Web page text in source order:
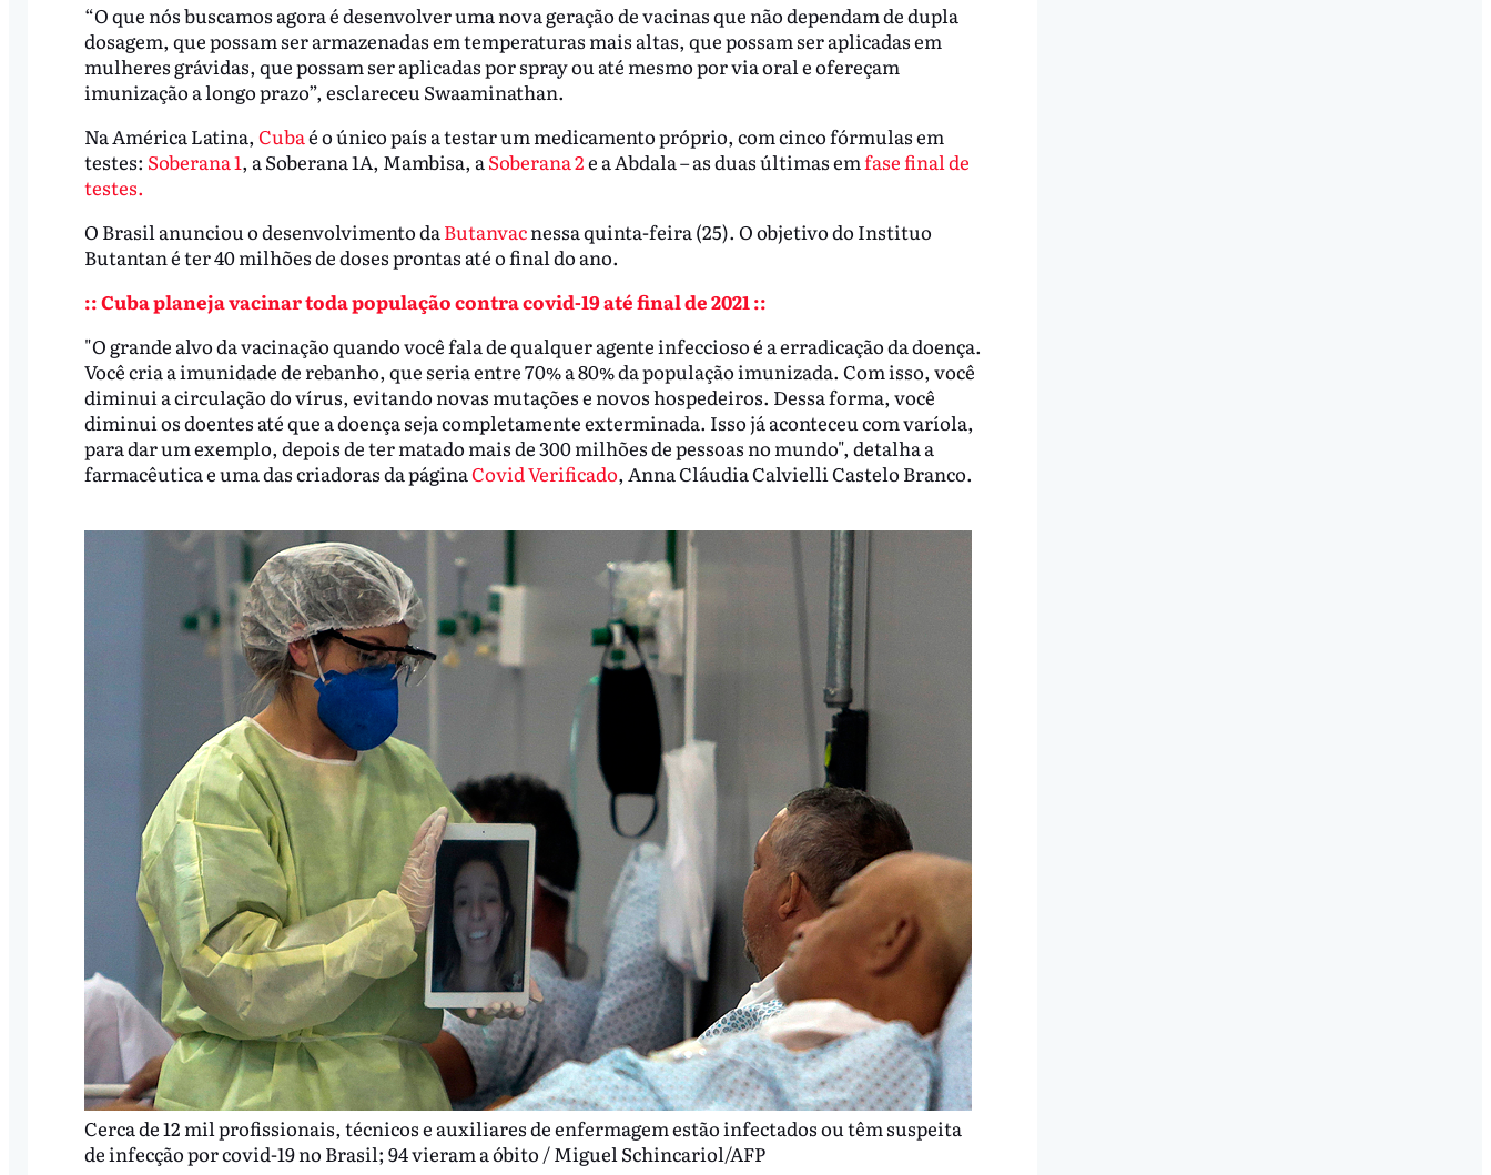
“O que nós buscamos agora é desenvolver uma nova geração de vacinas que não dependam de dupla
dosagem, que possam ser armazenadas em temperaturas mais altas, que possam ser aplicadas em
mulheres grávidas, que possam ser aplicadas por spray ou até mesmo por via oral e ofereçam
imunização a longo prazo”, esclareceu Swaaminathan.
Na América Latina, Cubaé o único país a testar um medicamento próprio, com cinco fórmulas em
testes: Soberana 1, a Soberana 1A, Mambisa, aSoberana 2e a Abdala – as duas últimas emfase final de
testes.
O Brasil anunciou o desenvolvimento daButanvacnessa quinta-feira (25). O objetivo do Instituo
Butantan é ter 40 milhões de doses prontas até o final do ano.
:: Cuba planeja vacinar toda população contra covid-19 até final de 2021 ::
"O grande alvo da vacinação quando você fala de qualquer agente infeccioso é a erradicação da doença.
Você cria a imunidade de rebanho, que seria entre 70% a 80% da população imunizada. Com isso, você
diminui a circulação do vírus, evitando novas mutações e novos hospedeiros. Dessa forma, você
diminui os doentes até que a doença seja completamente exterminada. Isso já aconteceu com varíola,
para dar um exemplo, depois de ter matado mais de 300 milhões de pessoas no mundo", detalha a
farmacêutica e uma das criadoras da páginaCovid Verificado, Anna Cláudia Calvielli Castelo Branco.
Cerca de 12 mil profissionais, técnicos e auxiliares de enfermagem estão infectados ou têm suspeita
de infecção por covid-19 no Brasil; 94 vieram a óbito / Miguel Schincariol/AFP